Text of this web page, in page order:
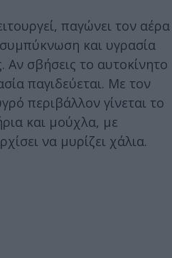
παγώνει τον αέρα
και υγρασία
σβήσεις το αυτοκίνητο
παγιδεύεται. Με τον
περιβάλλον γίνεται το
και μούχλα, με
να μυρίζει χάλια.